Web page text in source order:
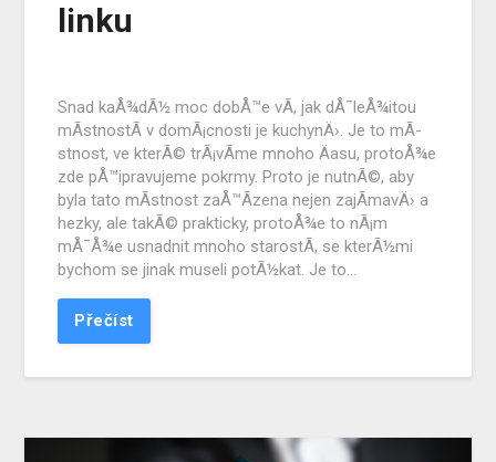
linku
Snad kaÅ¾dÃ½ moc dobÅ™e vÃ­, jak dÅ¯leÅ¾itou
mÃ­stnostÃ­ v domÃ¡cnosti je kuchynÄ›. Je to mÃ­
stnost, ve kterÃ© trÃ¡vÃ­me mnoho Äasu, protoÅ¾e
zde pÅ™ipravujeme pokrmy. Proto je nutnÃ©, aby
byla tato mÃ­stnost zaÅ™Ã­zena nejen zajÃ­mavÄ› a
hezky, ale takÃ© prakticky, protoÅ¾e to nÃ¡m
mÅ¯Å¾e usnadnit mnoho starostÃ­, se kterÃ½mi
bychom se jinak museli potÃ½kat. Je to…
Přečíst